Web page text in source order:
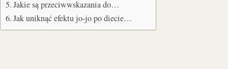
Jakie są przeciwwskazania do…
Jak uniknąć efektu jo-jo po diecie…